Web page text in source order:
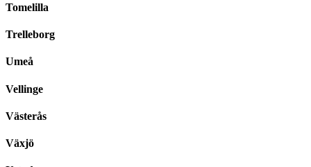
Tomelilla
Trelleborg
Umeå
Vellinge
Västerås
Växjö